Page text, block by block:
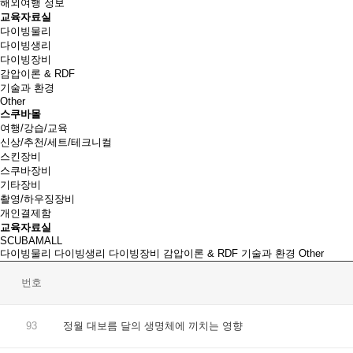
해외여행 정보
교육자료실
다이빙물리
다이빙생리
다이빙장비
감압이론 & RDF
기술과 환경
Other
스쿠바몰
여행/강습/교육
신상/추천/세트/테크니컬
스킨장비
스쿠바장비
기타장비
촬영/하우징장비
개인결제함
교육자료실
SCUBAMALL
다이빙물리 다이빙생리 다이빙장비 감압이론 & RDF 기술과 환경 Other
번호
93 정월 대보름 달의 생명체에 끼치는 영향